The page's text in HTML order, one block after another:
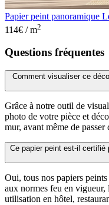
Papier peint panoramique
114€ / m2
Questions fréquentes
Comment visualiser ce
Grâce à notre outil de
photo de votre pièce et
mur, avant même de passer
Ce papier peint est-il
Oui, tous nos papiers
aux normes feu en
utilisation en hôtel,